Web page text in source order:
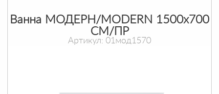
Ванна МОДЕРН/MODERN 1500х700
СМ/ПР
Артикул: 01мод1570